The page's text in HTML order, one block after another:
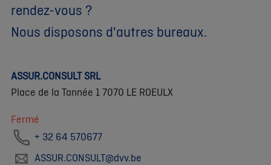
rendez-vous ?
Nous disposons d'autres bureaux.
ASSUR.CONSULT SRL
Place de la Tannée 1 7070 LE ROEULX
Fermé
+ 32 64 570677
ASSUR.CONSULT@dvv.be